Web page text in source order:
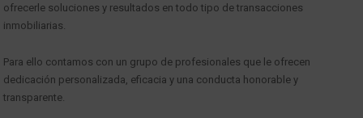
ofrecerle soluciones y resultados en todo tipo de transacciones
inmobiliarias.
Para ello contamos con un grupo de profesionales que le ofrecen
dedicación personalizada, eficacia y una conducta honorable y
transparente.